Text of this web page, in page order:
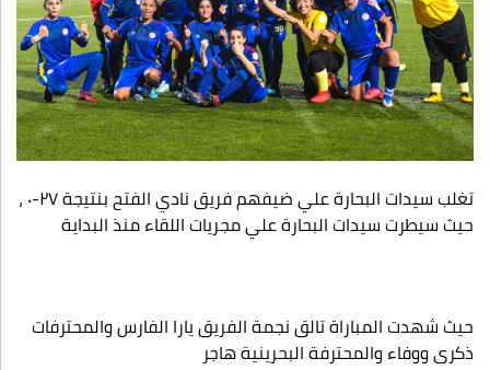
تغلب سيدات البحارة علي ضيفهم فريق نادي الفتح بنتيجة ٢٧-٠ ،
حيث سيطرت سيدات البحارة علي مجريات اللقاء منذ البداية
حيث شهدت المباراة تالق نجمة الفريق يارا الفارس والمحترفات
ذكرى ووفاء والمحترفة البحرينية هاجر